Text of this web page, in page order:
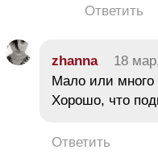
Ответить
zhanna 18
Мало или много
Хорошо, что
Ответить